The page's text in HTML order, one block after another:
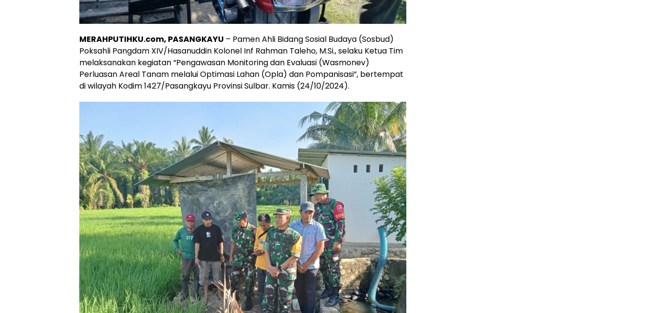
MERAHPUTIHKU.com, PASANGKAYU – Pamen Ahli Bidang Sosial Budaya (Sosbud)
Poksahli Pangdam XIV/Hasanuddin Kolonel Inf Rahman Taleho, M.Si., selaku Ketua Tim
melaksanakan kegiatan “Pengawasan Monitoring dan Evaluasi (Wasmonev)
Perluasan Areal Tanam melalui Optimasi Lahan (Opla) dan Pompanisasi”, bertempat
di wilayah Kodim 1427/Pasangkayu Provinsi Sulbar. Kamis (24/10/2024).